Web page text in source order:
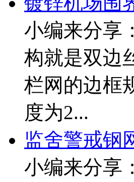
小编来分享
构就是双边
栏网的边框
度为2...
监舍警戒钢
小编来分享